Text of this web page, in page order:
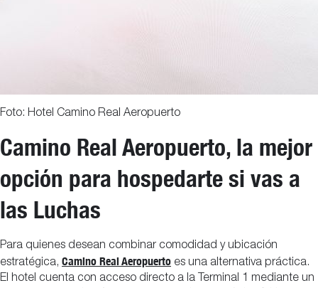
Foto: Hotel Camino Real Aeropuerto
Camino Real Aeropuerto, la mejor
opción para hospedarte si vas a
las Luchas
Para quienes desean combinar comodidad y ubicación
estratégica, Camino Real Aeropuerto es una alternativa práctica.
El hotel cuenta con acceso directo a la Terminal 1 mediante un